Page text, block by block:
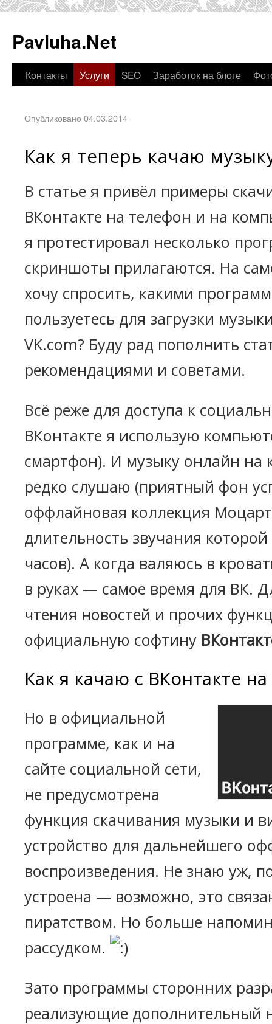
Pavluha.Net
Контакты Услуги SEO Заработок на блоге
Опубликовано 04.03.2014
Как я теперь качаю
В статье я привёл примеры
ВКонтакте на телефон и на
я протестировал несколько
скриншоты прилагаются. На
хочу спросить, какими
пользуетесь для загрузки
VK.com? Буду рад пополнить
рекомендациями и советами.
Всё реже для доступа к
ВКонтакте я использую
смартфон). И музыку онлайн на
редко слушаю (приятный фон
оффлайновая коллекция
длительность звучания
часов). А когда валяюсь в
в руках — самое время для ВК.
чтения новостей и прочих
официальную софтину
Как я качаю с ВКонтакте
Но в официальной
программе, как и на
сайте социальной сети,
не предусмотрена
функция скачивания музыки и
устройство для дальнейшего
воспроизведения. Не знаю уж,
устроена — возможно, это
пиратством. Но больше
рассудком.
Зато программы сторонних
реализующие дополнительный